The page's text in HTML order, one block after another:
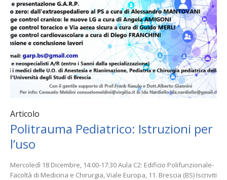
Articolo
Politrauma Pediatrico: Istruzioni per
l’uso
Mercoledì 18 Dicembre, 14:00-17:30 Aula C2: Edificio Polifunzionale-
Facoltà di Medicina e Chirurgia, Viale Europa, 11. Brescia (BS) Iscriviti